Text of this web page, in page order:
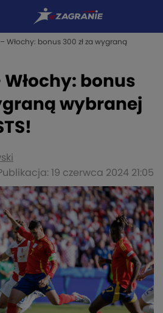
Włochy: bonus 300 zł za wygraną
Włochy: bonus
wybranej
19 czerwca 2024 21:05